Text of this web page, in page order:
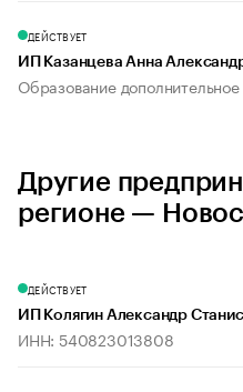
ДЕЙСТВУЕТ
ИП Казанцева Анна
Образование
Другие
регионе —
ДЕЙСТВУЕТ
ИП Колягин Александр
ИНН: 540823013808